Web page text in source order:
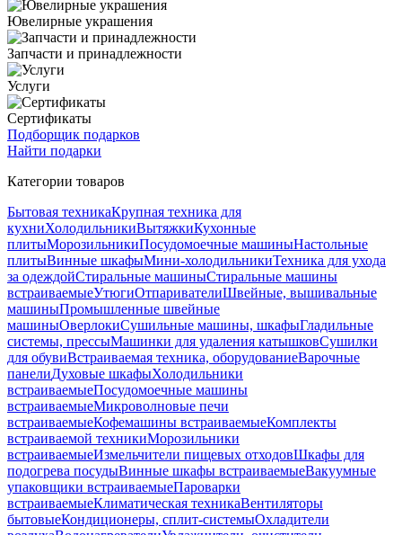
Ювелирные украшения
Запчасти и принадлежности
Услуги
Сертификаты
Подборщик подарков
Найти подарки
Категории товаров
Бытовая техникаКрупная техника для
кухниХолодильникиВытяжкиКухонные
плитыМорозильникиПосудомоечные машиныНастольные
плитыВинные шкафыМини-холодильникиТехника для ухода
за одеждойСтиральные машиныСтиральные машины
встраиваемыеУтюгиОтпаривателиШвейные, вышивальные
машиныПромышленные швейные
машиныОверлокиСушильные машины, шкафыГладильные
системы, прессыМашинки для удаления катышковСушилки
для обувиВстраиваемая техника, оборудованиеВарочные
панелиДуховые шкафыХолодильники
встраиваемыеПосудомоечные машины
встраиваемыеМикроволновые печи
встраиваемыеКофемашины встраиваемыеКомплекты
встраиваемой техникиМорозильники
встраиваемыеИзмельчители пищевых отходовШкафы для
подогрева посудыВинные шкафы встраиваемыеВакуумные
упаковщики встраиваемыеПароварки
встраиваемыеКлиматическая техникаВентиляторы
бытовыеКондиционеры, сплит-системыОхладители